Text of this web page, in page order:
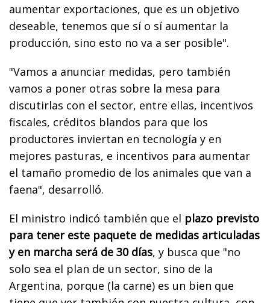
aumentar exportaciones, que es un objetivo
deseable, tenemos que sí o sí aumentar la
producción, sino esto no va a ser posible".
"Vamos a anunciar medidas, pero también
vamos a poner otras sobre la mesa para
discutirlas con el sector, entre ellas, incentivos
fiscales, créditos blandos para que los
productores inviertan en tecnología y en
mejores pasturas, e incentivos para aumentar
el tamaño promedio de los animales que van a
faena", desarrolló.
El ministro indicó también que el plazo previsto
para tener este paquete de medidas articuladas
y en marcha será de 30 días, y busca que "no
solo sea el plan de un sector, sino de la
Argentina, porque (la carne) es un bien que